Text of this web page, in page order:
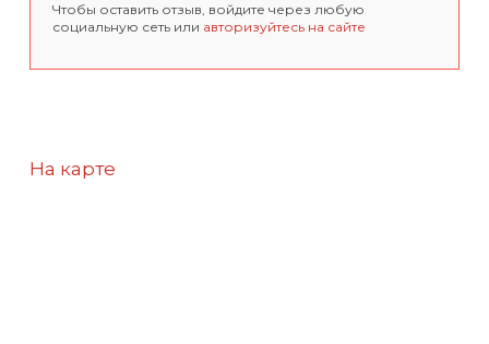
Чтобы оставить отзыв, войдите через любую
социальную сеть или авторизуйтесь на сайте
На карте